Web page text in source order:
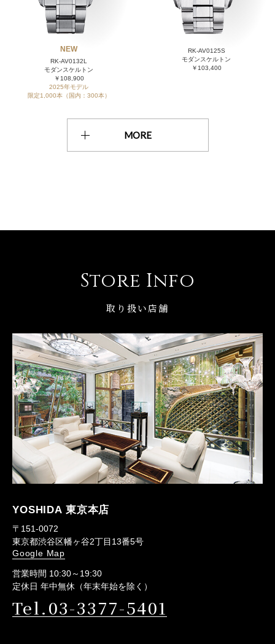
NEW
RK-AV0132L
モダンスケルトン
￥108,900
2025年モデル
限定1,000本（国内：300本）
RK-AV0125S
モダンスケルトン
￥103,400
MORE
Store Info
取り扱い店舗
YOSHIDA 東京本店
〒151-0072
東京都渋谷区幡ヶ谷2丁目13番5号
Google Map
営業時間 10:30～19:30
定休日 年中無休（年末年始を除く）
Tel.03-3377-5401